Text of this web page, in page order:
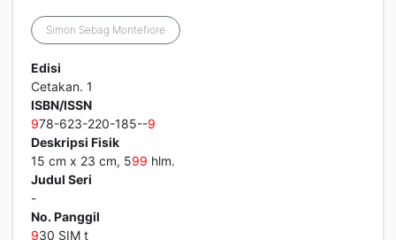
Simon Sebag Montefiore
Edisi
Cetakan. 1
ISBN/ISSN
978-623-220-185--9
Deskripsi Fisik
15 cm x 23 cm, 599 hlm.
Judul Seri
-
No. Panggil
930 SIM t